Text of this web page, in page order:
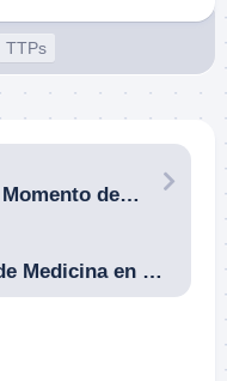
TTPs
Este arma dispara mal. El Momento del Combatiente con Armas de Fuego. Pat McNamara. 06JUN15.
Allí estuve yo. Revista de Medicina en Operaciones Especiales [Journal of Special Operations Medicine (JSOM)].